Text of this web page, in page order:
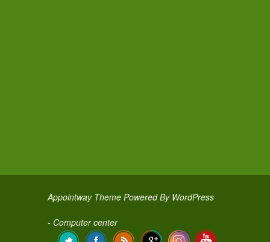
Appointway Theme Powered By WordPress
- Computer center